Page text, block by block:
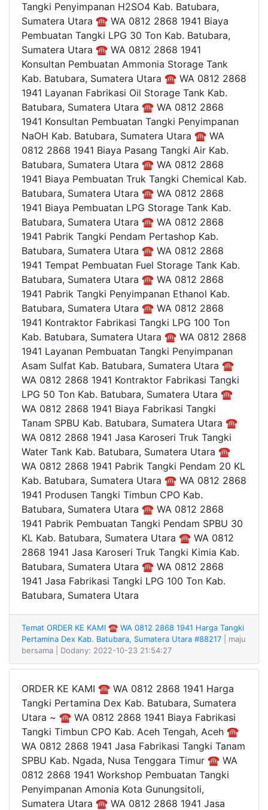
Tangki Penyimpanan H2SO4 Kab. Batubara,
Sumatera Utara ☎ WA 0812 2868 1941 Biaya
Pembuatan Tangki LPG 30 Ton Kab. Batubara,
Sumatera Utara ☎ WA 0812 2868 1941
Konsultan Pembuatan Ammonia Storage Tank
Kab. Batubara, Sumatera Utara ☎ WA 0812 2868
1941 Layanan Fabrikasi Oil Storage Tank Kab.
Batubara, Sumatera Utara ☎ WA 0812 2868
1941 Konsultan Pembuatan Tangki Penyimpanan
NaOH Kab. Batubara, Sumatera Utara ☎ WA
0812 2868 1941 Biaya Pasang Tangki Air Kab.
Batubara, Sumatera Utara ☎ WA 0812 2868
1941 Biaya Pembuatan Truk Tangki Chemical Kab.
Batubara, Sumatera Utara ☎ WA 0812 2868
1941 Biaya Pembuatan LPG Storage Tank Kab.
Batubara, Sumatera Utara ☎ WA 0812 2868
1941 Pabrik Tangki Pendam Pertashop Kab.
Batubara, Sumatera Utara ☎ WA 0812 2868
1941 Tempat Pembuatan Fuel Storage Tank Kab.
Batubara, Sumatera Utara ☎ WA 0812 2868
1941 Pabrik Tangki Penyimpanan Ethanol Kab.
Batubara, Sumatera Utara ☎ WA 0812 2868
1941 Kontraktor Fabrikasi Tangki LPG 100 Ton
Kab. Batubara, Sumatera Utara ☎ WA 0812 2868
1941 Layanan Pembuatan Tangki Penyimpanan
Asam Sulfat Kab. Batubara, Sumatera Utara ☎
WA 0812 2868 1941 Kontraktor Fabrikasi Tangki
LPG 50 Ton Kab. Batubara, Sumatera Utara ☎
WA 0812 2868 1941 Biaya Fabrikasi Tangki
Tanam SPBU Kab. Batubara, Sumatera Utara ☎
WA 0812 2868 1941 Jasa Karoseri Truk Tangki
Water Tank Kab. Batubara, Sumatera Utara ☎
WA 0812 2868 1941 Pabrik Tangki Pendam 20 KL
Kab. Batubara, Sumatera Utara ☎ WA 0812 2868
1941 Produsen Tangki Timbun CPO Kab.
Batubara, Sumatera Utara ☎ WA 0812 2868
1941 Pabrik Pembuatan Tangki Pendam SPBU 30
KL Kab. Batubara, Sumatera Utara ☎ WA 0812
2868 1941 Jasa Karoseri Truk Tangki Kimia Kab.
Batubara, Sumatera Utara ☎ WA 0812 2868
1941 Jasa Fabrikasi Tangki LPG 100 Ton Kab.
Batubara, Sumatera Utara
Temat ORDER KE KAMI ☎ WA 0812 2868 1941 Harga Tangki
Pertamina Dex Kab. Batubara, Sumatera Utara #88217
| maju
bersama
| Dodany: 2022-10-23 21:54:27
ORDER KE KAMI ☎ WA 0812 2868 1941 Harga
Tangki Pertamina Dex Kab. Batubara, Sumatera
Utara ~ ☎ WA 0812 2868 1941 Biaya Fabrikasi
Tangki Timbun CPO Kab. Aceh Tengah, Aceh ☎
WA 0812 2868 1941 Jasa Fabrikasi Tangki Tanam
SPBU Kab. Ngada, Nusa Tenggara Timur ☎ WA
0812 2868 1941 Workshop Pembuatan Tangki
Penyimpanan Amonia Kota Gunungsitoli,
Sumatera Utara ☎ WA 0812 2868 1941 Jasa